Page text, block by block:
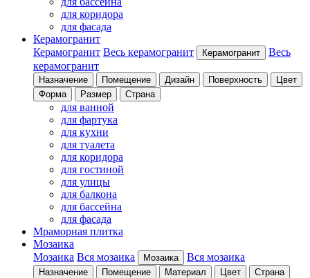
для коридора
для фасада
Керамогранит
Керамогранит Весь керамогранит Керамогранит
Весь
керамогранит
Назначение Помещение Дизайн Поверхность
Цвет
Форма
Размер Страна
для ванной
для фартука
для кухни
для туалета
для коридора
для гостиной
для улицы
для балкона
для бассейна
для фасада
Мраморная плитка
Мозаика
Мозаика Вся мозаика Мозаика Вся мозаика
Назначение Помещение Материал Цвет Страна